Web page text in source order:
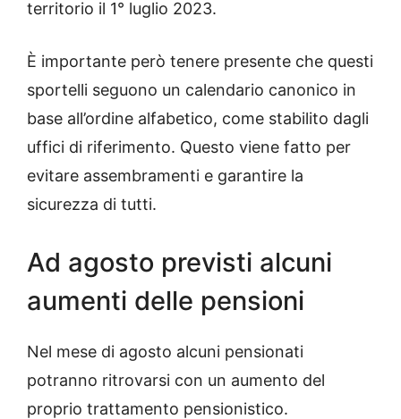
territorio il 1° luglio 2023.
È importante però tenere presente che questi
sportelli seguono un calendario canonico in
base all’ordine alfabetico, come stabilito dagli
uffici di riferimento. Questo viene fatto per
evitare assembramenti e garantire la
sicurezza di tutti.
Ad agosto previsti alcuni
aumenti delle pensioni
Nel mese di agosto alcuni pensionati
potranno ritrovarsi con un aumento del
proprio trattamento pensionistico.